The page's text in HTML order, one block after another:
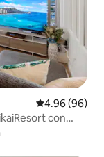
Calificación
4.96 (96)
con